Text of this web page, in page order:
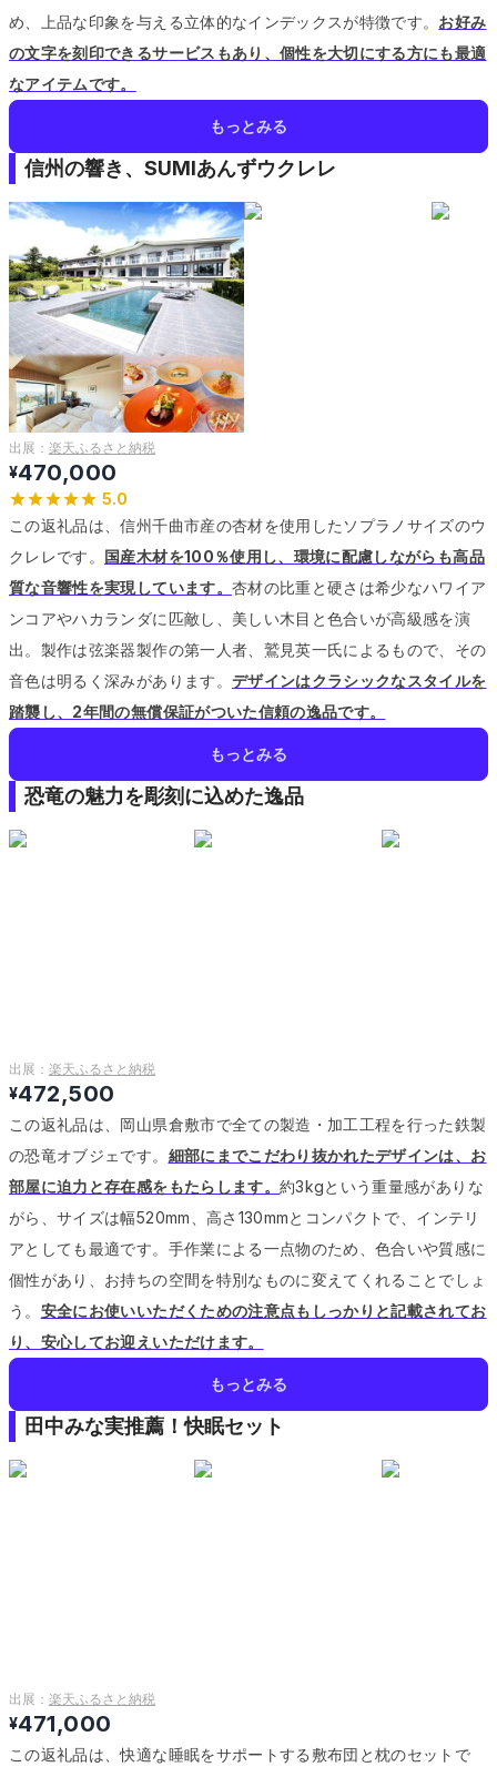
め、上品な印象を与える立体的なインデックスが特徴です。 お好み
の文字を刻印できるサービスもあり、個性を大切にする方にも最適
なアイテムです。
もっとみる
信州の響き、SUMIあんずウクレレ
出展： 楽天ふるさと納税
¥470,000
5.0
この返礼品は、信州千曲市産の杏材を使用したソプラノサイズのウ
クレレです。 国産木材を100％使用し、環境に配慮しながらも高品
質な音響性を実現しています。 杏材の比重と硬さは希少なハワイア
ンコアやハカランダに匹敵し、美しい木目と色合いが高級感を演
出。 製作は弦楽器製作の第一人者、鷲見英一氏によるもので、その
音色は明るく深みがあります。 デザインはクラシックなスタイルを
踏襲し、2年間の無償保証がついた信頼の逸品です。
もっとみる
恐竜の魅力を彫刻に込めた逸品
出展： 楽天ふるさと納税
¥472,500
この返礼品は、岡山県倉敷市で全ての製造・加工工程を行った鉄製
の恐竜オブジェです。 細部にまでこだわり抜かれたデザインは、お
部屋に迫力と存在感をもたらします。 約3kgという重量感がありな
がら、サイズは幅520mm、高さ130mmとコンパクトで、インテリ
アとしても最適です。 手作業による一点物のため、色合いや質感に
個性があり、お持ちの空間を特別なものに変えてくれることでしょ
う。 安全にお使いいただくための注意点もしっかりと記載されてお
り、安心してお迎えいただけます。
もっとみる
田中みな実推薦！快眠セット
出展： 楽天ふるさと納税
¥471,000
この返礼品は、快適な睡眠をサポートする敷布団と枕のセットで